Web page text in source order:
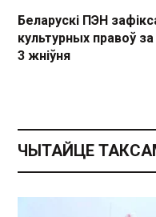
Беларускі ПЭН
культурных правоў
3 жніўня
ЧЫТАЙЦЕ